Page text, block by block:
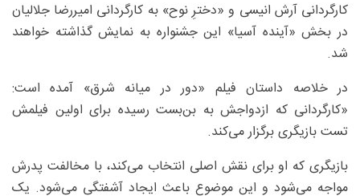
کارگردانی آرش انیسی و «دخترِ نوح» به کارگردانی امیررضا جلالیان
در بخش «آینده آسیا» این جشنواره به نمایش گذاشته خواهند
شد.
در خلاصه داستان فیلم «دور در میانه شرق» آمده است:
«کارگردانی که ازدواجش به بن‌بست رسیده برای اولین فیلمش
تست بازیگری برگزار می‌کند.
بازیگری که او برای نقش اصلی انتخاب می‌کند، با مخالفت پدرش
مواجه می‌شود و این موضوع باعث ایجاد آشفتگی می‌شود. یک